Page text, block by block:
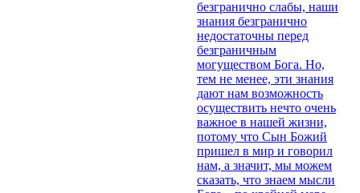
безгранично слабы, наши
знания безгранично
недостаточны перед
безграничным
могуществом Бога. Но,
тем не менее, эти знания
дают нам возможность
осуществить нечто очень
важное в нашей жизни,
потому что Сын Божий
пришел в мир и говорил
нам, а значит, мы можем
сказать, что знаем мысли